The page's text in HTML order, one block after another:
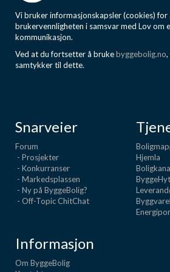
Vi bruker informasjonskapsler (cookies) for
brukervennligheten i samsvar med Lov om
kommunikasjon.
Ved at du fortsetter å brukebyggebolig.no
samtykker til dette.
Snarveier
Forum
- Prosjekter
- Konkurranser
- Markedsplassen
- Ny på ByggeBolig?
- Off-Topic ChitChat
Hjemla
Informasjon
Om ByggeBolig